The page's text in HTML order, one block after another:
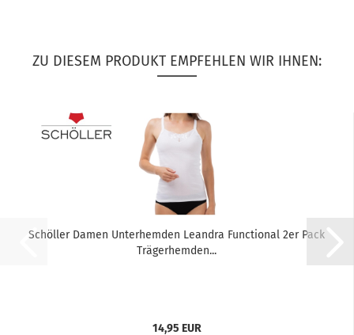
ZU DIESEM PRODUKT EMPFEHLEN WIR IHNEN:
Schöller Damen Unterhemden Leandra Functional 2er Pack
Trägerhemden...
14,95 EUR